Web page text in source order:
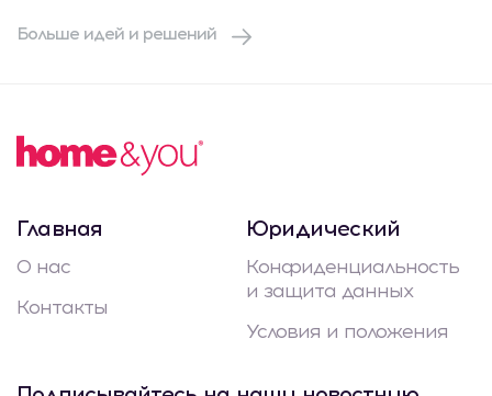
Больше идей и решений
Главная
О нас
Контакты
Юридический
Конфиденциальность
и защита данных
Условия и положения